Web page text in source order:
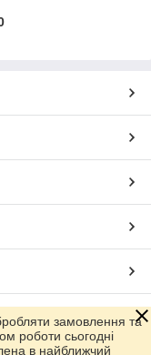
замовлення та
роботи сьогодні
в найближчий